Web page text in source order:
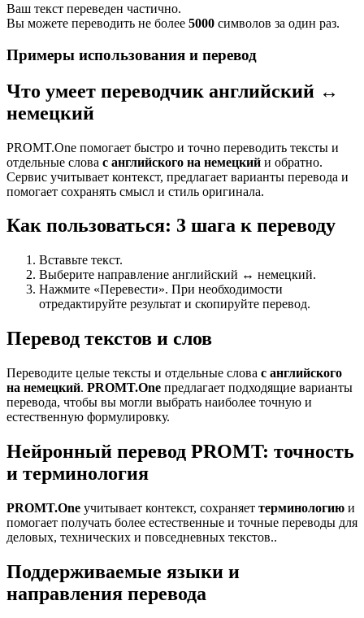
Ваш текст переведен частично.
Вы можете переводить не более 5000 символов за один раз.
Примеры использования и перевод
Что умеет переводчик английский ↔
немецкий
PROMT.One помогает быстро и точно переводить тексты и
отдельные слова с английского на немецкий и обратно.
Сервис учитывает контекст, предлагает варианты перевода и
помогает сохранять смысл и стиль оригинала.
Как пользоваться: 3 шага к переводу
Вставьте текст.
Выберите направление английский ↔ немецкий.
Нажмите «Перевести». При необходимости
отредактируйте результат и скопируйте перевод.
Перевод текстов и слов
Переводите целые тексты и отдельные слова с английского
на немецкий. PROMT.One предлагает подходящие варианты
перевода, чтобы вы могли выбрать наиболее точную и
естественную формулировку.
Нейронный перевод PROMT: точность
и терминология
PROMT.One учитывает контекст, сохраняет терминологию и
помогает получать более естественные и точные переводы для
деловых, технических и повседневных текстов..
Поддерживаемые языки и
направления перевода